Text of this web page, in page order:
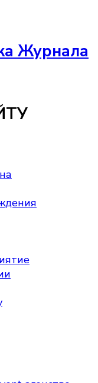
Журнала